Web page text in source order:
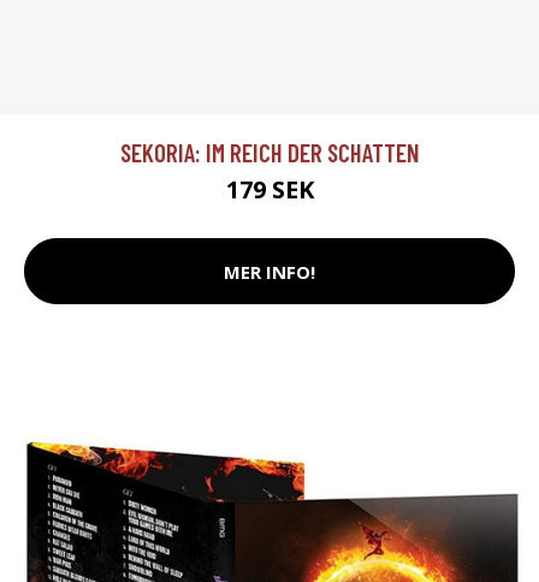
SEKORIA: IM REICH DER SCHATTEN
179 SEK
MER INFO!